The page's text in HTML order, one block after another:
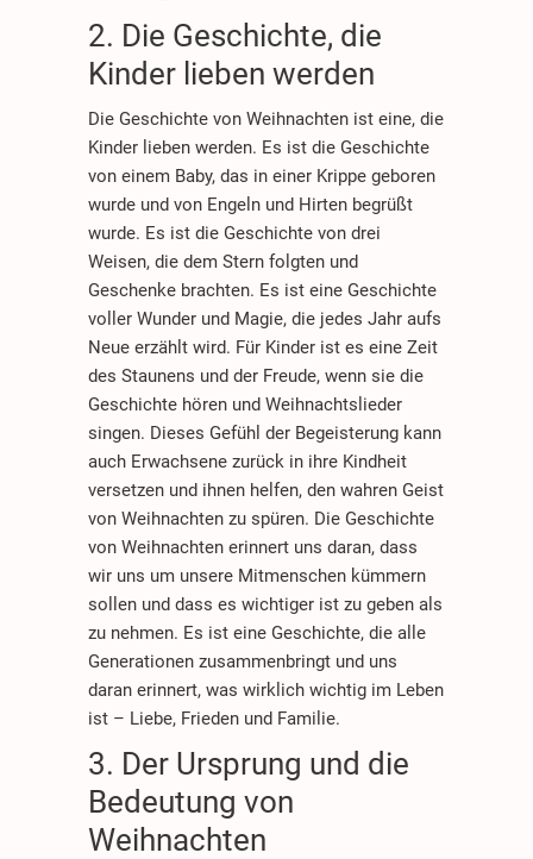
2. Die Geschichte, die
Kinder lieben werden
Die Geschichte von Weihnachten ist eine, die
Kinder lieben werden. Es ist die Geschichte
von einem Baby, das in einer Krippe geboren
wurde und von Engeln und Hirten begrüßt
wurde. Es ist die Geschichte von drei
Weisen, die dem Stern folgten und
Geschenke brachten. Es ist eine Geschichte
voller Wunder und Magie, die jedes Jahr aufs
Neue erzählt wird. Für Kinder ist es eine Zeit
des Staunens und der Freude, wenn sie die
Geschichte hören und Weihnachtslieder
singen. Dieses Gefühl der Begeisterung kann
auch Erwachsene zurück in ihre Kindheit
versetzen und ihnen helfen, den wahren Geist
von Weihnachten zu spüren. Die Geschichte
von Weihnachten erinnert uns daran, dass
wir uns um unsere Mitmenschen kümmern
sollen und dass es wichtiger ist zu geben als
zu nehmen. Es ist eine Geschichte, die alle
Generationen zusammenbringt und uns
daran erinnert, was wirklich wichtig im Leben
ist – Liebe, Frieden und Familie.
3. Der Ursprung und die
Bedeutung von
Weihnachten